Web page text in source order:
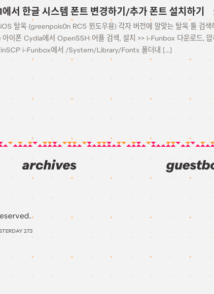
서 한글 시스템 폰트 변경하기/추가 폰트 설치하기
탈옥 (greenpois0n RC5 윈도우용) 각자 버전에 알맞는 탈옥 툴 검
아이폰 Cydia에서 OpenSSH 어플 검색, 설치 >> i-Funbox 다운로드,
i-Funbox에서 /System/Library/Fonts 폴더내 […]
archives
273